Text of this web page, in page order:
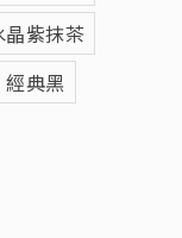
晶紫抹茶
經典黑